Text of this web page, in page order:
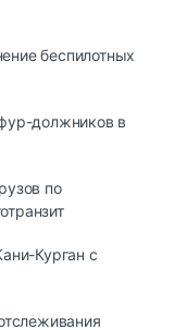
беспилотных
должников в
по
Курган с